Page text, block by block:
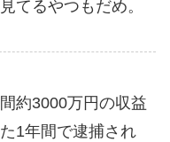
てるやつもだめ。
約3000万円の収益
1年間で逮捕され